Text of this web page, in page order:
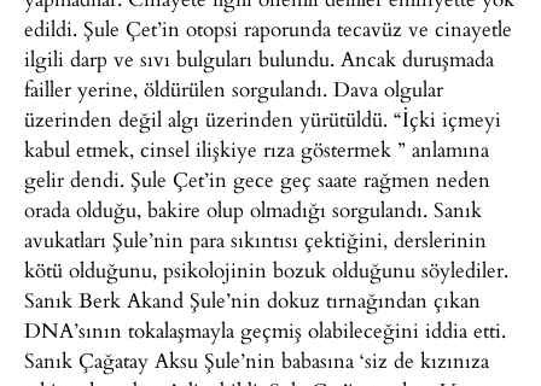
edildi. Şule Çet’in otopsi raporunda tecavüz ve cinayetle
ilgili darp ve sıvı bulguları bulundu. Ancak duruşmada
failler yerine, öldürülen sorgulandı. Dava olgular
üzerinden değil algı üzerinden yürütüldü. “İçki içmeyi
kabul etmek, cinsel ilişkiye rıza göstermek ” anlamına
gelir dendi. Şule Çet’in gece geç saate rağmen neden
orada olduğu, bakire olup olmadığı sorgulandı. Sanık
avukatları Şule’nin para sıkıntısı çektiğini, derslerinin
kötü olduğunu, psikolojinin bozuk olduğunu söylediler.
Sanık Berk Akand Şule’nin dokuz tırnağından çıkan
DNA’sının tokalaşmayla geçmiş olabileceğini iddia etti.
Sanık Çağatay Aksu Şule’nin babasına ‘siz de kızınıza